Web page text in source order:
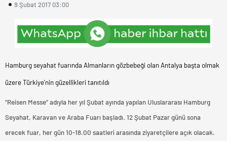
9 Şubat 2017 03:00
Hamburg seyahat fuarında Almanların gözbebeği olan Antalya başta olmak
üzere Türkiye’nin güzellikleri tanıtıldı
“Reisen Messe” adıyla her yıl Şubat ayında yapılan Uluslararası Hamburg
Seyahat, Karavan ve Araba Fuarı başladı. 12 Şubat Pazar günü sona
erecek fuar, her gün 10-18.00 saatleri arasında ziyaretçilere açık olacak.